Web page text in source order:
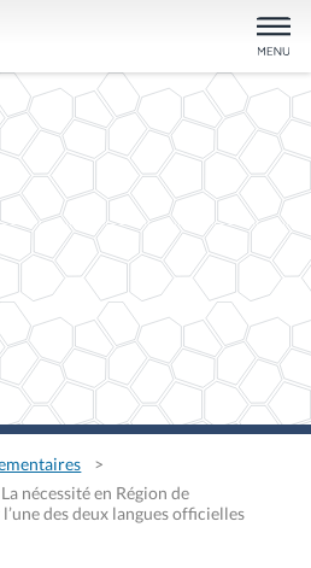
nécessité en Région de
des deux langues officielles